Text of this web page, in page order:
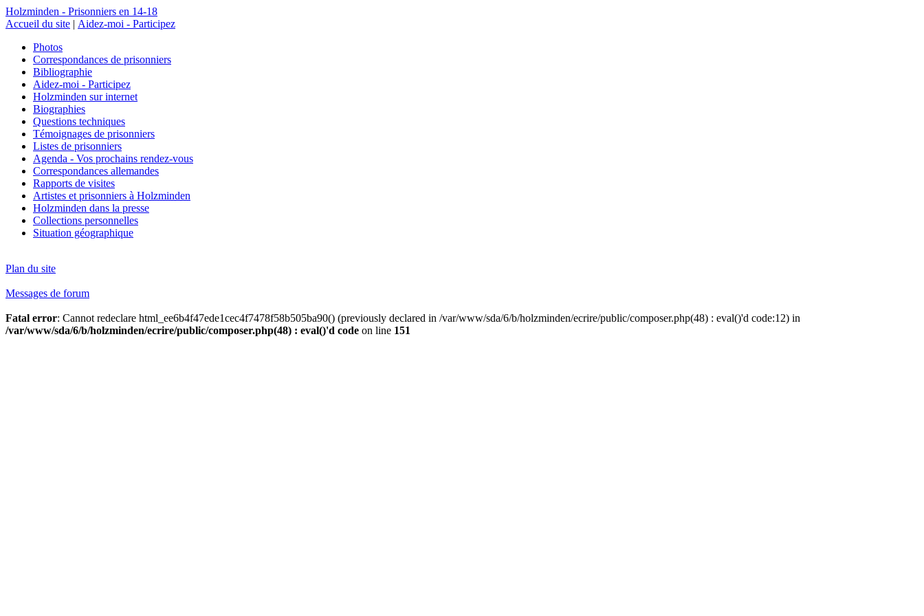
Holzminden - Prisonniers en 14-18
Accueil du site | Aidez-moi - Participez
Photos
Correspondances de prisonniers
Bibliographie
Aidez-moi - Participez
Holzminden sur internet
Biographies
Questions techniques
Témoignages de prisonniers
Listes de prisonniers
Agenda - Vos prochains rendez-vous
Correspondances allemandes
Rapports de visites
Artistes et prisonniers à Holzminden
Holzminden dans la presse
Collections personnelles
Situation géographique
Plan du site
Messages de forum
Fatal error: Cannot redeclare html_ee6b4f47ede1cec4f7478f58b505ba90() (previously declared in /var/www/sda/6/b/holzminden/ecrire/public/composer.php(48) : eval()'d code:12) in
/var/www/sda/6/b/holzminden/ecrire/public/composer.php(48) : eval()'d code on line 151